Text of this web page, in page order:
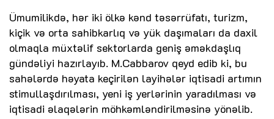
Ümumilikdə, hər iki ölkə kənd təsərrüfatı, turizm,
kiçik və orta sahibkarlıq və yük daşımaları da daxil
olmaqla müxtəlif sektorlarda geniş əməkdaşlıq
gündəliyi hazırlayıb. M.Cabbarov qeyd edib ki, bu
sahələrdə həyata keçirilən layihələr iqtisadi artımın
stimullaşdırılması, yeni iş yerlərinin yaradılması və
iqtisadi əlaqələrin möhkəmləndirilməsinə yönəlib.